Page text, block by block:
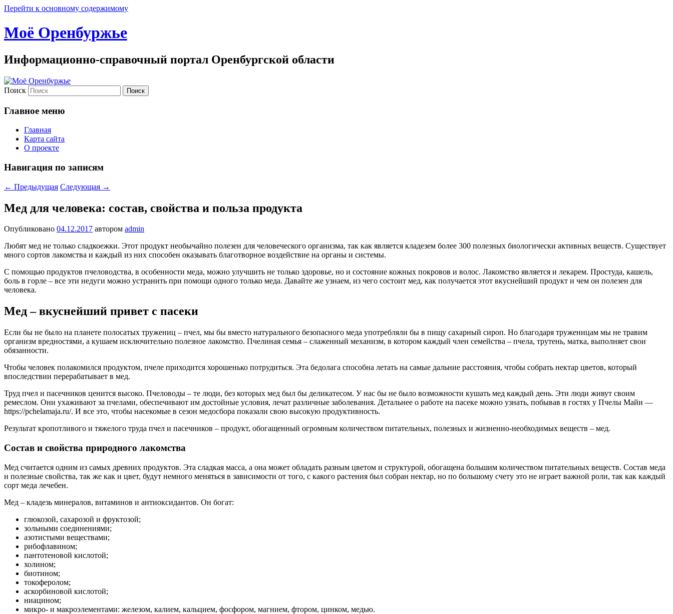
Перейти к основному содержимому
Моё Оренбуржье
Информационно-справочный портал Оренбургской области
Поиск
Главное меню
Главная
Карта сайта
О проекте
Навигация по записям
← Предыдущая Следующая →
Мед для человека: состав, свойства и польза продукта
Опубликовано 04.12.2017 автором admin
Любят мед не только сладкоежки. Этот продукт необычайно полезен для человеческого организма, так как является кладезем более 300 полезных биологически активных веществ. Существует
много сортов лакомства и каждый из них способен оказывать благотворное воздействие на органы и системы.
С помощью продуктов пчеловодства, в особенности меда, можно улучшить не только здоровье, но и состояние кожных покровов и волос. Лакомство является и лекарем. Простуда, кашель,
боль в горле – все эти недуги можно устранить при помощи одного только меда. Давайте же узнаем, из чего состоит мед, как получается этот вкуснейший продукт и чем он полезен для
человека.
Мед – вкуснейший привет с пасеки
Если бы не было на планете полосатых тружениц – пчел, мы бы вместо натурального безопасного меда употребляли бы в пищу сахарный сироп. Но благодаря труженицам мы не травим
организм вредностями, а кушаем исключительно полезное лакомство. Пчелиная семья – слаженный механизм, в котором каждый член семейства – пчела, трутень, матка, выполняет свои
обязанности.
Чтобы человек полакомился продуктом, пчеле приходится хорошенько потрудиться. Эта бедолага способна летать на самые дальние расстояния, чтобы собрать нектар цветов, который
впоследствии перерабатывает в мед.
Труд пчел и пасечников ценится высоко. Пчеловоды – те люди, без которых мед был бы деликатесом. У нас бы не было возможности кушать мед каждый день. Эти люди живут своим
ремеслом. Они ухаживают за пчелами, обеспечивают им достойные условия, лечат различные заболевания. Детальнее о работе на пасеке можно узнать, побывав в гостях у Пчелы Майи —
https://pchelamaja.ru/. И все это, чтобы насекомые в сезон медосбора показали свою высокую продуктивность.
Результат кропотливого и тяжелого труда пчел и пасечников – продукт, обогащенный огромным количеством питательных, полезных и жизненно-необходимых веществ – мед.
Состав и свойства природного лакомства
Мед считается одним из самых древних продуктов. Эта сладкая масса, а она может обладать разным цветом и структурой, обогащена большим количеством питательных веществ. Состав меда
и полезные свойства, так же как и цвет, будут немного меняться в зависимости от того, с какого растения был собран нектар, но по большому счету это не играет важной роли, так как каждый
сорт меда лечебен.
Мед – кладезь минералов, витаминов и антиоксидантов. Он богат:
глюкозой, сахарозой и фруктозой;
зольными соединениями;
азотистыми веществами;
рибофлавином;
пантотеновой кислотой;
холином;
биотином;
токоферолом;
аскорбиновой кислотой;
ниацином;
микро- и макроэлементами: железом, калием, кальцием, фосфором, магнием, фтором, цинком, медью.